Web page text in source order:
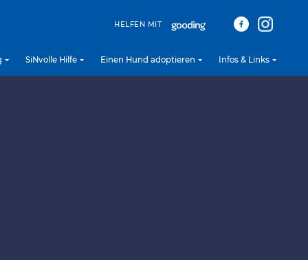
HELFEN MIT
SiNvolle Hilfe Einen Hund adoptieren Infos & Links